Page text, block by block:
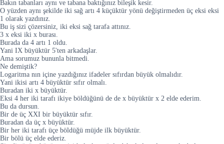
Bakın tabanları aynı ve tabana baktığınız bileşik kesir.
O yüzden aynı şekilde iki sağ artı 4 küçüktür yönü değiştirmeden üç eksi eksi
1 olarak yazdınız.
Bu iş sizi çözersiniz, iki eksi sağ tarafa attınız.
3 x eksi iki x burası.
Burada da 4 artı 1 oldu.
Yani IX büyüktür 5'ten arkadaşlar.
Ama sorumuz bununla bitmedi.
Ne demiştik?
Logaritma nın içine yazdığınız ifadeler sıfırdan büyük olmalıdır.
Yani ikisi artı 4 büyüktür sıfır olmalı.
Buradan iki x büyüktür.
Eksi 4 her iki tarafı ikiye böldüğünü de de x büyüktür x 2 elde ederim.
Bu da dursun.
Bir de üç XXI bir büyüktür sıfır.
Buradan da üç x büyüktür.
Bir her iki tarafı üçe böldüğü müjde ilk büyüktür.
Bir bölü üç elde ederiz.